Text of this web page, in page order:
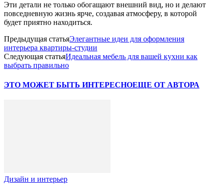
Эти детали не только обогащают внешний вид, но и делают
повседневную жизнь ярче, создавая атмосферу, в которой
будет приятно находиться.
Предыдущая статьяЭлегантные идеи для оформления
интерьера квартиры-студии
Следующая статьяИдеальная мебель для вашей кухни как
выбрать правильно
ЭТО МОЖЕТ БЫТЬ ИНТЕРЕСНОЕЩЕ ОТ АВТОРА
Дизайн и интерьер